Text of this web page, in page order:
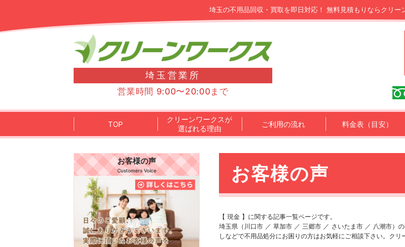
埼玉の不用品回収・買取を即日対応！ 無料見積もりならクリー
埼玉営業所
営業時間 9:00〜20:00まで
TOP
クリーンワークスが
選ばれる理由
ご利用の流れ 料金表（目安）
お客様の声
【 現金 】に関する記事一覧ページです。
埼玉県（川口市 ／ 草加市 ／ 三郷市 ／ さいたま市 ／ 八潮市）
しなどで不用品処分にお困りの方はお気軽にご相談下さい。クリ
お客様の声
Customers Voice